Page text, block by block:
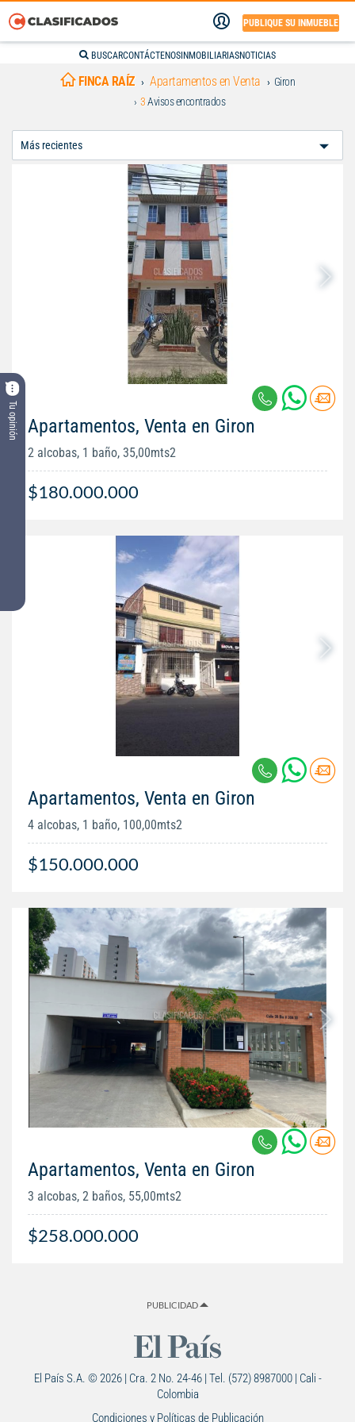
PUBLIQUE SU INMUEBLE
BUSCARCONTÁCTENOS INMOBILIARIASNOTICIAS
Tu opinión
FINCA RAÍZ Apartamentos en Venta
Giron
3Avisos encontrados
Apartamentos, Venta en Giron
2 alcobas, 1 baño, 35,00mts2
$180.000.000
Apartamentos, Venta en Giron
4 alcobas, 1 baño, 100,00mts2
$150.000.000
Apartamentos, Venta en Giron
3 alcobas, 2 baños, 55,00mts2
$258.000.000
PUBLICIDAD
El País S.A. © 2026 | Cra. 2 No. 24-46 | Tel. (572) 8987000 | Cali -
Colombia
Condiciones y Políticas de Publicación